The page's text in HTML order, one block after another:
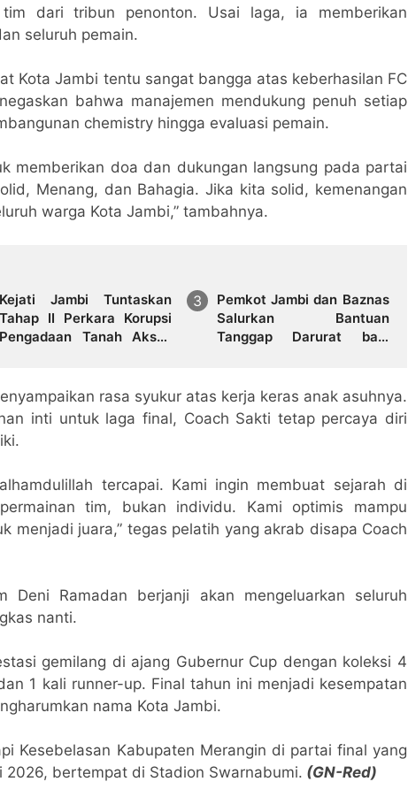
tim dari tribun penonton. Usai laga, ia memberikan
seluruh pemain.
Kota Jambi tentu sangat bangga atas keberhasilan FC
bahwa manajemen mendukung penuh setiap
chemistry hingga evaluasi pemain.
memberikan doa dan dukungan langsung pada partai
Menang, dan Bahagia. Jika kita solid, kemenangan
warga Kota Jambi,” tambahnya.
Kejati Jambi Tuntaskan
Tahap II Perkara Korupsi
Pengadaan Tanah Akses
Diserahkan ke Penuntut
Umum
Pemkot Jambi dan Baznas
Salurkan Bantuan
Tanggap Darurat bagi
rasa syukur atas kerja keras anak asuhnya.
inti untuk laga final, Coach Sakti tetap percaya diri
tercapai. Kami ingin membuat sejarah di
tim, bukan individu. Kami optimis mampu
menjadi juara,” tegas pelatih yang akrab disapa Coach
Deni Ramadan berjanji akan mengeluarkan seluruh
nanti.
gemilang di ajang Gubernur Cup dengan koleksi 4
1 kali runner-up. Final tahun ini menjadi kesempatan
nama Kota Jambi.
Kesebelasan Kabupaten Merangin di partai final yang
2026, bertempat di Stadion Swarnabumi. (GN-Red)